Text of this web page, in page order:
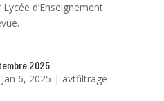
d’Enseignement
2025
Jan 6, 2025 | avtfiltrage